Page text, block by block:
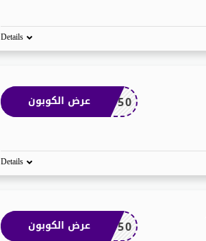
Details
SALON50عرض الكوبون
Details
SALON50عرض الكوبون